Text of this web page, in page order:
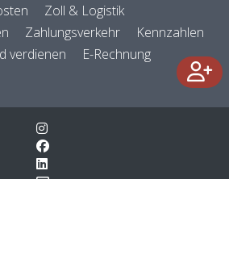
Zoll & Logistik
Zahlungsverkehr
Kennzahlen
verdienen
E-Rechnung